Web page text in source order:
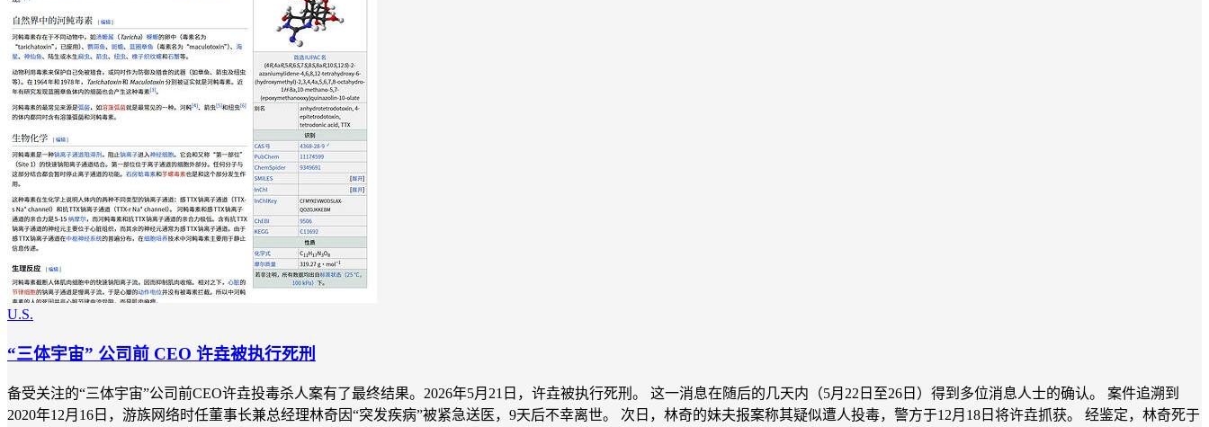
U.S.
“三体宇宙” 公司前 CEO 许垚被执行死刑
备受关注的“三体宇宙”公司前CEO许垚投毒杀人案有了最终结果。2026年5月21日，许垚被执行死刑。 这一消息在随后的几天内（5月22日至26日）得到多位消息人士的确认。 案件追溯到
2020年12月16日，游族网络时任董事长兼总经理林奇因“突发疾病”被紧急送医，9天后不幸离世。 次日，林奇的妹夫报案称其疑似遭人投毒，警方于12月18日将许垚抓获。 经鉴定，林奇死于